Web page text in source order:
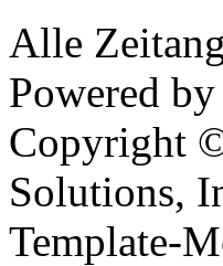
Alle
Powered by
Copyright
Solutions,
Template-